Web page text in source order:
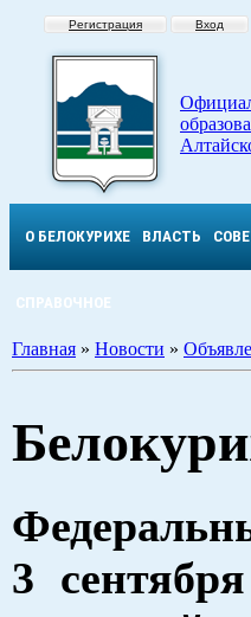
Регистрация Вход
О БЕЛОКУРИХЕ ВЛАСТЬ
СПРАВОЧНОЕ
Главная » Новости »
3